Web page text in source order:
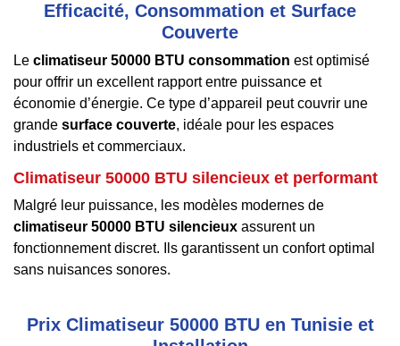
Efficacité, Consommation et Surface
Couverte
Le climatiseur 50000 BTU consommation est optimisé
pour offrir un excellent rapport entre puissance et
économie d’énergie. Ce type d’appareil peut couvrir une
grande surface couverte, idéale pour les espaces
industriels et commerciaux.
Climatiseur 50000 BTU silencieux et performant
Malgré leur puissance, les modèles modernes de
climatiseur 50000 BTU silencieux assurent un
fonctionnement discret. Ils garantissent un confort optimal
sans nuisances sonores.
Prix Climatiseur 50000 BTU en Tunisie et